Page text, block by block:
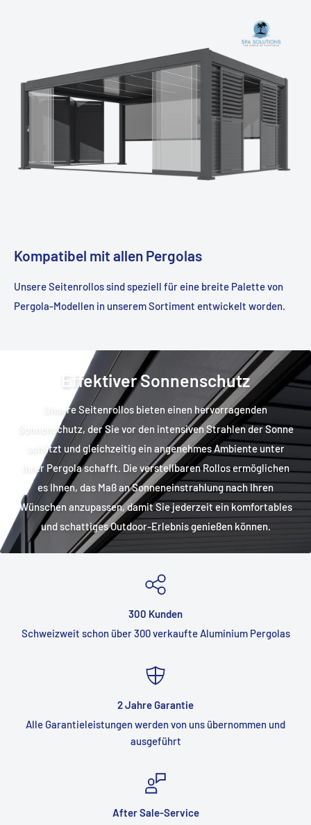
Kompatibel mit allen Pergolas
Unsere Seitenrollos sind speziell für eine breite Palette von
Pergola-Modellen in unserem Sortiment entwickelt worden.
Effektiver Sonnenschutz
Unsere Seitenrollos bieten einen hervorragenden
Sonnenschutz, der Sie vor den intensiven Strahlen der Sonne
schützt und gleichzeitig ein angenehmes Ambiente unter
Ihrer Pergola schafft. Die verstellbaren Rollos ermöglichen
es Ihnen, das Maß an Sonneneinstrahlung nach Ihren
Wünschen anzupassen, damit Sie jederzeit ein komfortables
und schattiges Outdoor-Erlebnis genießen können.
300 Kunden
Schweizweit schon über 300 verkaufte Aluminium Pergolas
2 Jahre Garantie
Alle Garantieleistungen werden von uns übernommen und
ausgeführt
After Sale-Service